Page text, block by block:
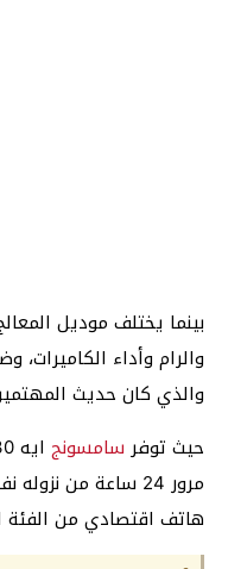
بينما يختلف موديل
والرام وأداء الكاميرات،
والذي كان حديث
حيث توفر سامسونج
مرور 24 ساعة من
هاتف اقتصادي من الفئة